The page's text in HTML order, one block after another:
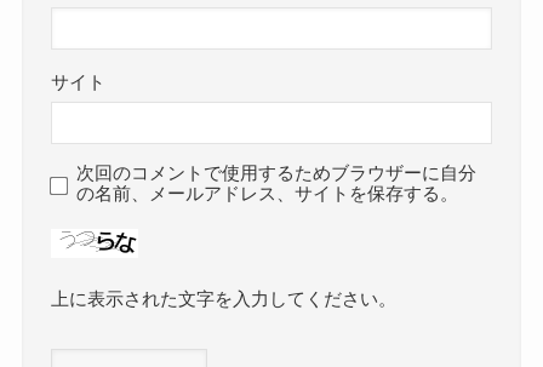
サイト
次回のコメントで使用するためブラウザーに自分
の名前、メールアドレス、サイトを保存する。
上に表示された文字を入力してください。